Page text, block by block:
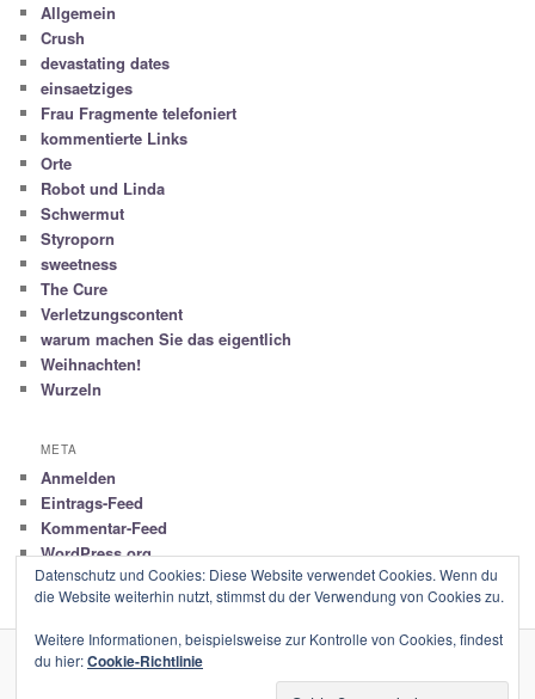
Allgemein
Crush
devastating dates
einsaetziges
Frau Fragmente telefoniert
kommentierte Links
Orte
Robot und Linda
Schwermut
Styroporn
sweetness
The Cure
Verletzungscontent
warum machen Sie das eigentlich
Weihnachten!
Wurzeln
META
Anmelden
Eintrags-Feed
Kommentar-Feed
WordPress.org
Stolz präsentiert von WordPress
Datenschutz und Cookies: Diese Website verwendet Cookies. Wenn du
die Website weiterhin nutzt, stimmst du der Verwendung von Cookies zu.
Weitere Informationen, beispielsweise zur Kontrolle von Cookies, findest
du hier:Cookie-Richtlinie